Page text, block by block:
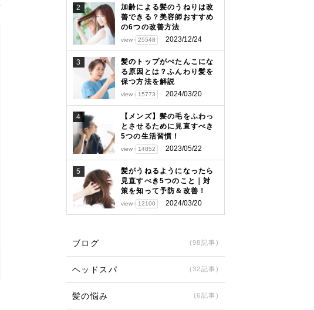
2
加齢による髪のうねりは改
善できる？美容師おすすめ
の6つの改善方法
view 25548 2023/12/24
3
髪のトップがぺたんこにな
る原因とは？ふんわり髪を
保つ方法を解説
view 15773 2024/03/20
4
【メンズ】髪の毛をふわっ
とさせるために見直すべき
5つの生活習慣！
view 14852 2023/05/22
5
髪がうねるようになったら
見直すべき5つのこと｜対
策を知って予防＆改善！
view 12100 2024/03/20
ブログ (98記事)
ヘッドスパ (32記事)
髪の悩み (6記事)